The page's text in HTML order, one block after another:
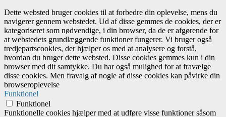
Dette websted bruger cookies til at forbedre din oplevelse, mens du
navigerer gennem webstedet. Ud af disse gemmes de cookies, der er
kategoriseret som nødvendige, i din browser, da de er afgørende for
at webstedets grundlæggende funktioner fungerer. Vi bruger også
tredjepartscookies, der hjælper os med at analysere og forstå,
hvordan du bruger dette websted. Disse cookies gemmes kun i din
browser med dit samtykke. Du har også mulighed for at fravælge
disse cookies. Men fravalg af nogle af disse cookies kan påvirke din
browseroplevelse
Funktionel
Funktionel
Funktionelle cookies hjælper med at udføre visse funktioner såsom